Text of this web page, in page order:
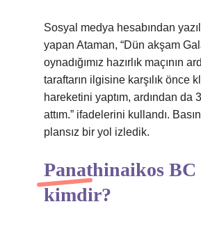
Sosyal medya hesabından
yapan Ataman, “Dün akşam
oynadığımız hazırlık maçının
taraftarın ilgisine karşılık önce
hareketini yaptım, ardından da
attım.” ifadelerini kullandı.
plansız bir yol izledik.
Panathinaikos BC
kimdir?